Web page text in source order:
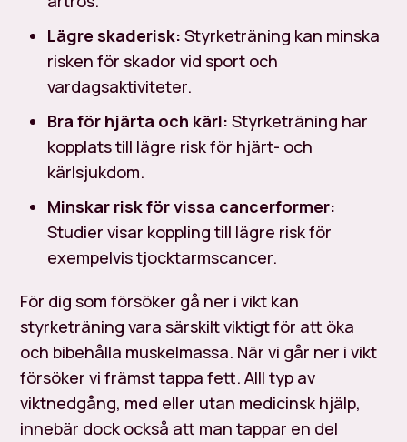
Lägre skaderisk: Styrketräning kan minska
risken för skador vid sport och
vardagsaktiviteter.
Bra för hjärta och kärl: Styrketräning har
kopplats till lägre risk för hjärt- och
kärlsjukdom.
Minskar risk för vissa cancerformer:
Studier visar koppling till lägre risk för
exempelvis tjocktarmscancer.
För dig som försöker gå ner i vikt kan
styrketräning vara särskilt viktigt för att öka
och bibehålla muskelmassa. När vi går ner i vikt
försöker vi främst tappa fett. Alll typ av
viktnedgång, med eller utan medicinsk hjälp,
innebär dock också att man tappar en del